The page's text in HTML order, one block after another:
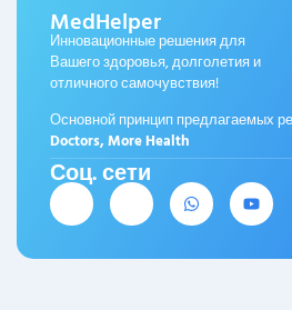
MedHelper
Инновационные решения для
Вашего здоровья, долголетия и
отличного самочувствия!
Основной принцип предлагаемых
Doctors, More Health
Соц. сети